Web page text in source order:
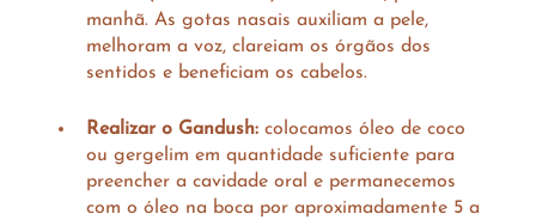
manhã. As gotas nasais auxiliam a pele,
melhoram a voz, clareiam os órgãos dos
sentidos e beneficiam os cabelos.
Realizar o Gandush: colocamos óleo de coco
ou gergelim em quantidade suficiente para
preencher a cavidade oral e permanecemos
com o óleo na boca por aproximadamente 5 a